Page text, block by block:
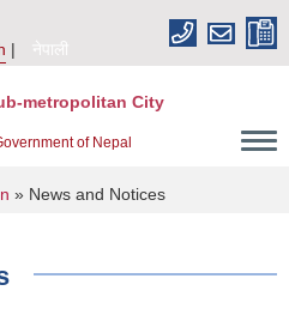
नेपाली
metropolitan City
of Nepal
» News and Notices